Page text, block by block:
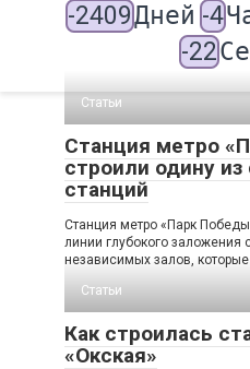
-2409Дней -4
-22
Статьи
Станция метро
строили одину
станций
Станция метро «Парк
линии глубокого заложения
независимых залов, которые
Статьи
Как строилась
«Окская»